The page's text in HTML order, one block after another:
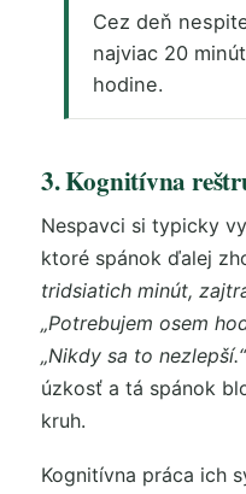
Cez deň
najviac 20
hodine.
3. Kognitívna
Nespavci si typicky
ktoré spánok ďalej
tridsiatich minút,
„Potrebujem osem
„Nikdy sa to nezlepší.“
úzkosť a tá spánok
kruh.
Kognitívna práca ich